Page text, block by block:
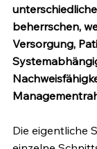
beherrschen,
Versorgung,
Die eigentliche